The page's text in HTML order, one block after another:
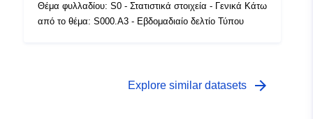
πρόσβασης:
Θέμα φυλλαδίου: S0 - Στατιστικά στοιχεία - Γενικά Κάτω
από το θέμα: S000.A3 - Εβδομαδιαίο δελτίο Τύπου
Explore similar datasets arrow_forward